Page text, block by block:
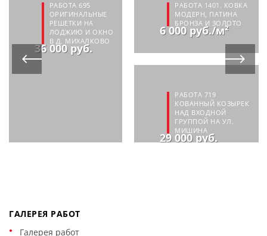
РАБОТА 695
ОРИГИНАЛЬНЫЕ
РЕШЕТКИ НА
ЛОДЖИЮ И ОКНО
В Д. МИХАЛКОВО
36 000 руб.
РАБОТА 1401. КОВКА
МОДЕРН, ПАТИНА
БРОНЗА И ЗОЛОТО
6 000 руб./м²
РАБОТА 719
КОВАННЫЙ КОЗЫРЕК
НАД ВХОДНОЙ
ГРУППОЙ НА УЛ.
МИШИНА
29 000 руб.
ГАЛЕРЕЯ РАБОТ
Галерея работ